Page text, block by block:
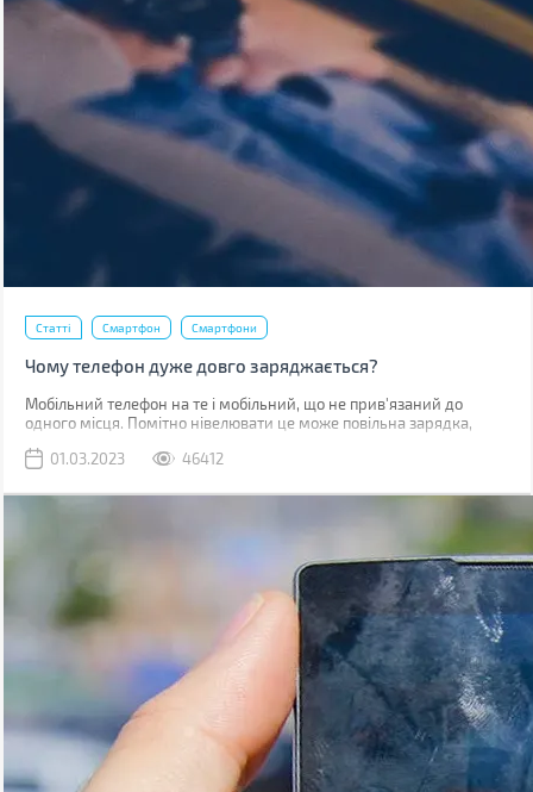
Статті Смартфон Смартфони
Чому телефон дуже довго заряджається?
Мобільний телефон на те і мобільний, що не прив'язаний до
одного місця. Помітно нівелювати це може повільна зарядка,
01.03.2023
46412